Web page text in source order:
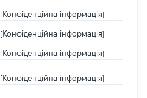
[Конфіденційна інформація]
[Конфіденційна інформація]
[Конфіденційна інформація]
[Конфіденційна інформація]